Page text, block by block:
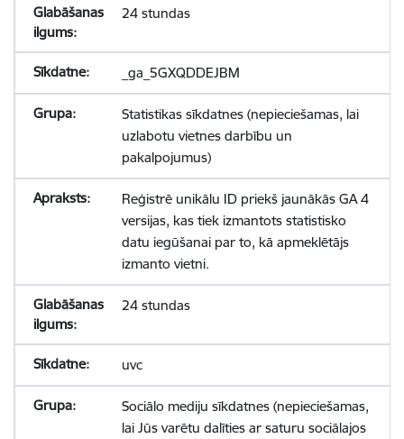
24 stundas
_ga_5GXQDDEJBM
Statistikas sīkdatnes (nepieciešamas, lai
uzlabotu vietnes darbību un
pakalpojumus)
Reģistrē unikālu ID priekš jaunākās GA 4
versijas, kas tiek izmantots statistisko
datu iegūšanai par to, kā apmeklētājs
izmanto vietni.
24 stundas
uvc
Sociālo mediju sīkdatnes (nepieciešamas,
lai Jūs varētu dalīties ar saturu sociālajos